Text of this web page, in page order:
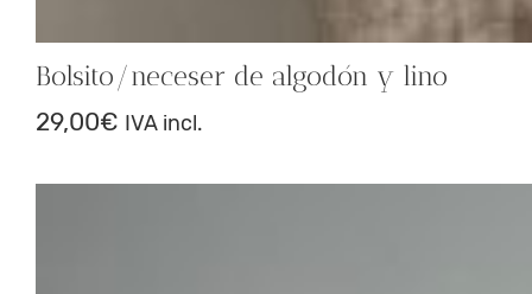
Bolsito/neceser de algodón y lino
29,00€ IVA incl.